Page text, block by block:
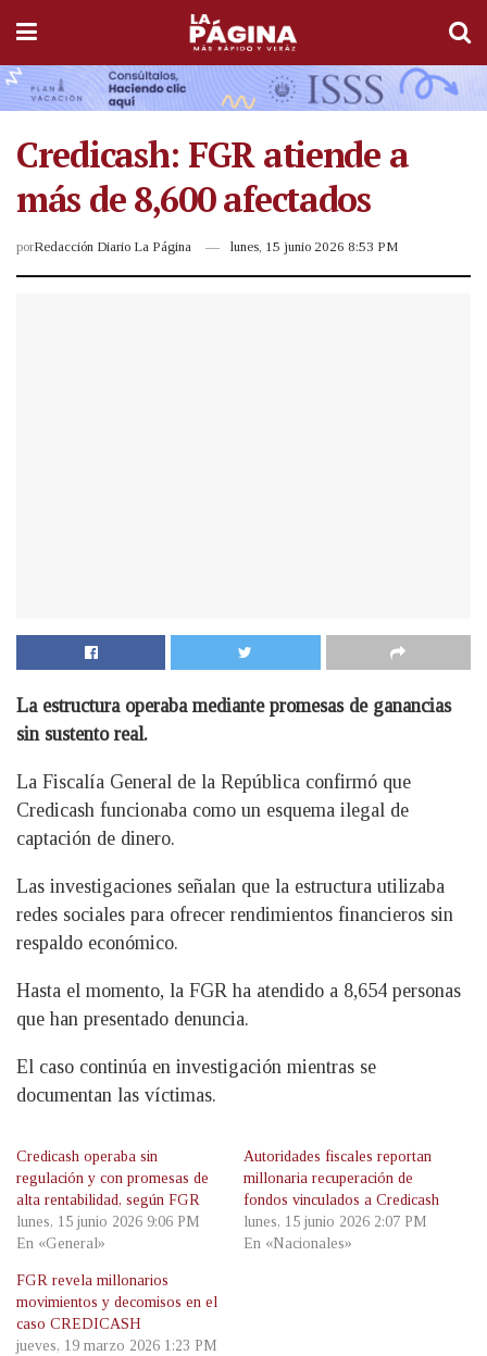
Credicash: FGR atiende a
más de 8,600 afectados
porRedacción Diario La Página lunes, 15 junio 2026 8:53 PM
La estructura operaba mediante promesas de ganancias
sin sustento real.
La Fiscalía General de la República confirmó que
Credicash funcionaba como un esquema ilegal de
captación de dinero.
Las investigaciones señalan que la estructura utilizaba
redes sociales para ofrecer rendimientos financieros sin
respaldo económico.
Hasta el momento, la FGR ha atendido a 8,654 personas
que han presentado denuncia.
El caso continúa en investigación mientras se
documentan las víctimas.
Credicash operaba sin
regulación y con promesas de
alta rentabilidad, según FGR
lunes, 15 junio 2026 9:06 PM
En «General»
Autoridades fiscales reportan
millonaria recuperación de
fondos vinculados a Credicash
lunes, 15 junio 2026 2:07 PM
En «Nacionales»
FGR revela millonarios
movimientos y decomisos en el
caso CREDICASH
jueves, 19 marzo 2026 1:23 PM